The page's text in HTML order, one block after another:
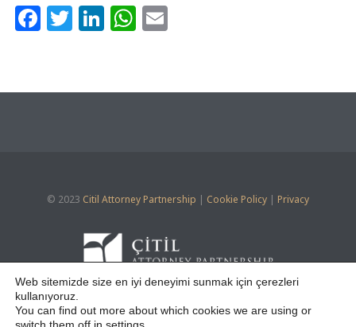
Facebook
Twitter
LinkedIn
WhatsApp
© 2023 Citil Attorney Partnership | Cookie Policy | Privacy

Web sitemizde size en iyi deneyimi sunmak için çerezleri
kullanıyoruz.
You can find out more about which cookies we are using or